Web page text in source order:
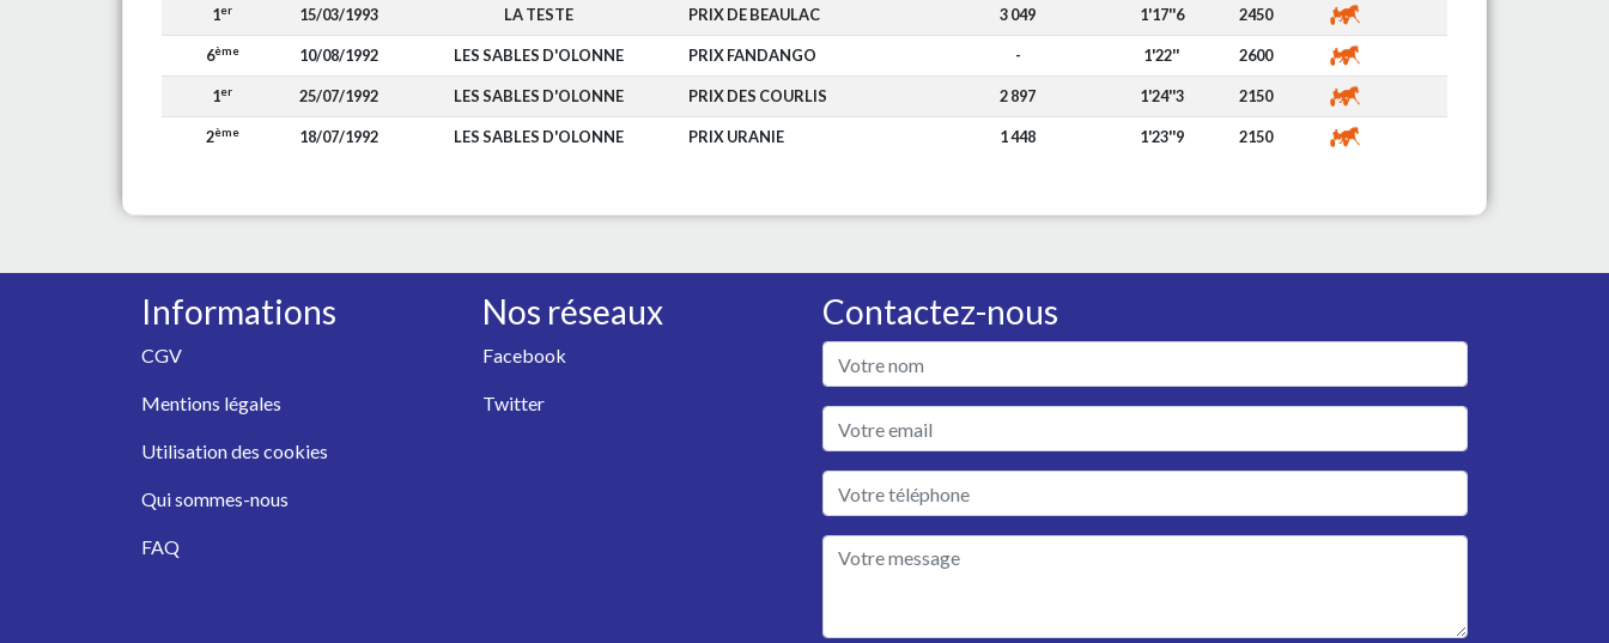
1er 15/03/1993 LA TESTE PRIX DE BEAULAC 3 049 1'17''6 2450
6ème 10/08/1992 LES SABLES D'OLONNE PRIX FANDANGO - 1'22'' 2600
1er 25/07/1992 LES SABLES D'OLONNE PRIX DES COURLIS 2 897 1'24''3 2150
2ème 18/07/1992 LES SABLES D'OLONNE PRIX URANIE 1 448 1'23''9 2150
Informations
CGV
Mentions légales
Utilisation des cookies
Qui sommes-nous
FAQ
Nos réseaux
Facebook
Twitter
Contactez-nous